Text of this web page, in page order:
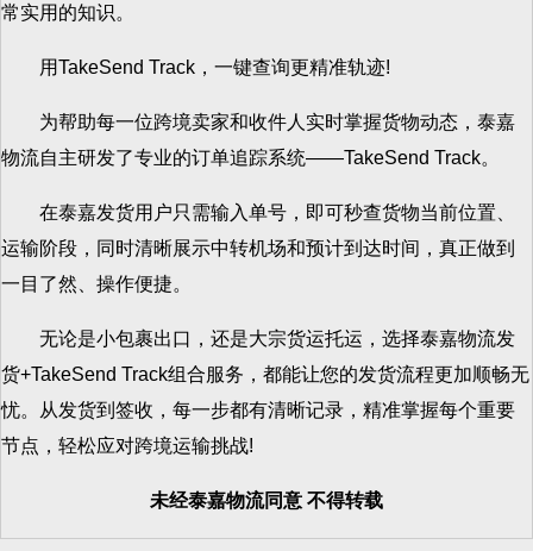
常实用的知识。
用TakeSend Track，一键查询更精准轨迹!
为帮助每一位跨境卖家和收件人实时掌握货物动态，泰嘉
物流自主研发了专业的订单追踪系统——TakeSend Track。
在泰嘉发货用户只需输入单号，即可秒查货物当前位置、
运输阶段，同时清晰展示中转机场和预计到达时间，真正做到
一目了然、操作便捷。
无论是小包裹出口，还是大宗货运托运，选择泰嘉物流发
货+TakeSend Track组合服务，都能让您的发货流程更加顺畅无
忧。从发货到签收，每一步都有清晰记录，精准掌握每个重要
节点，轻松应对跨境运输挑战!
未经泰嘉物流同意 不得转载